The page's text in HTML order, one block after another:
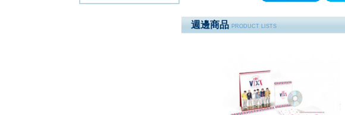
週邊商品 PRODUCT LISTS